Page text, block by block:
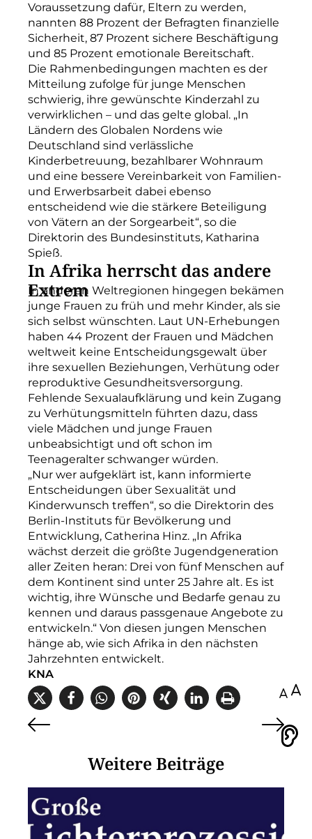
Voraussetzung dafür, Eltern zu werden,
nannten 88 Prozent der Befragten finanzielle
Sicherheit, 87 Prozent sichere Beschäftigung
und 85 Prozent emotionale Bereitschaft.
Die Rahmenbedingungen machten es der
Mitteilung zufolge für junge Menschen
schwierig, ihre gewünschte Kinderzahl zu
verwirklichen – und das gelte global. „In
Ländern des Globalen Nordens wie
Deutschland sind verlässliche
Kinderbetreuung, bezahlbarer Wohnraum
und eine bessere Vereinbarkeit von Familien-
und Erwerbsarbeit dabei ebenso
entscheidend wie die stärkere Beteiligung
von Vätern an der Sorgearbeit“, so die
Direktorin des Bundesinstituts, Katharina
Spieß.
In Afrika herrscht das andere
Extrem
In anderen Weltregionen hingegen bekämen
junge Frauen zu früh und mehr Kinder, als sie
sich selbst wünschten. Laut UN-Erhebungen
haben 44 Prozent der Frauen und Mädchen
weltweit keine Entscheidungsgewalt über
ihre sexuellen Beziehungen, Verhütung oder
reproduktive Gesundheitsversorgung.
Fehlende Sexualaufklärung und kein Zugang
zu Verhütungsmitteln führten dazu, dass
viele Mädchen und junge Frauen
unbeabsichtigt und oft schon im
Teenageralter schwanger würden.
„Nur wer aufgeklärt ist, kann informierte
Entscheidungen über Sexualität und
Kinderwunsch treffen“, so die Direktorin des
Berlin-Instituts für Bevölkerung und
Entwicklung, Catherina Hinz. „In Afrika
wächst derzeit die größte Jugendgeneration
aller Zeiten heran: Drei von fünf Menschen auf
dem Kontinent sind unter 25 Jahre alt. Es ist
wichtig, ihre Wünsche und Bedarfe genau zu
kennen und daraus passgenaue Angebote zu
entwickeln.“ Von diesen jungen Menschen
hänge ab, wie sich Afrika in den nächsten
Jahrzehnten entwickelt.
KNA
Weitere Beiträge
100